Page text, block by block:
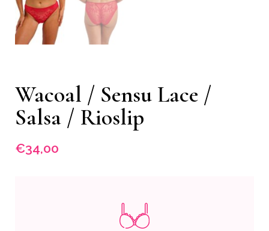
Wacoal / Sensu Lace /
Salsa / Rioslip
€34,00